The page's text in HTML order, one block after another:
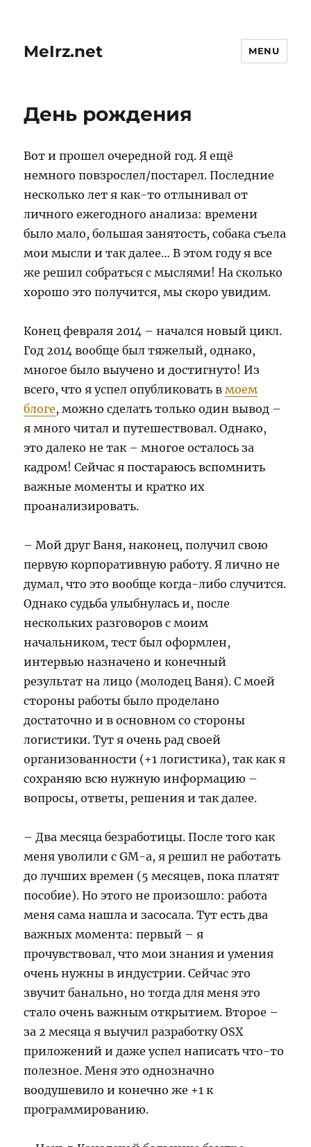
MeIrz.net MENU
День рождения
Вот и прошел очередной год. Я ещё
немного повзрослел/постарел. Последние
несколько лет я как-то отлынивал от
личного ежегодного анализа: времени
было мало, большая занятость, собака съела
мои мысли и так далее… В этом году я все
же решил собраться с мыслями! На сколько
хорошо это получится, мы скоро увидим.
Конец февраля 2014 – начался новый цикл.
Год 2014 вообще был тяжелый, однако,
многое было выучено и достигнуто! Из
всего, что я успел опубликовать вмоем
блоге, можно сделать только один вывод –
я много читал и путешествовал. Однако,
это далеко не так – многое осталось за
кадром! Сейчас я постараюсь вспомнить
важные моменты и кратко их
проанализировать.
– Мой друг Ваня, наконец, получил свою
первую корпоративную работу. Я лично не
думал, что это вообще когда-либо случится.
Однако судьба улыбнулась и, после
нескольких разговоров с моим
начальником, тест был оформлен,
интервью назначено и конечный
результат на лицо (молодец Ваня). С моей
стороны работы было проделано
достаточно и в основном со стороны
логистики. Тут я очень рад своей
организованности (+1 логистика), так как я
сохраняю всю нужную информацию –
вопросы, ответы, решения и так далее.
– Два месяца безработицы. После того как
меня уволили с GM-а, я решил не работать
до лучших времен (5 месяцев, пока платят
пособие). Но этого не произошло: работа
меня сама нашла и засосала. Тут есть два
важных момента: первый – я
прочувствовал, что мои знания и умения
очень нужны в индустрии. Сейчас это
звучит банально, но тогда для меня это
стало очень важным открытием. Второе –
за 2 месяца я выучил разработку OSX
приложений и даже успел написать что-то
полезное. Меня это однозначно
воодушевило и конечно же +1 к
программированию.